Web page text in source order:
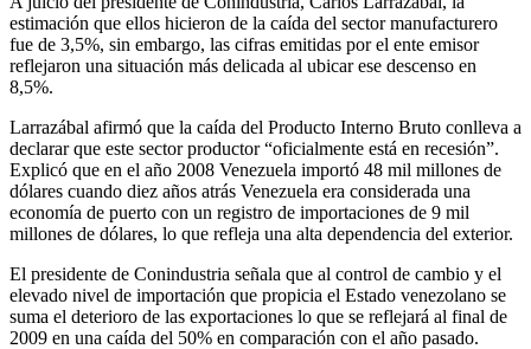
estimación que ellos hicieron de la caída del sector manufacturero
fue de 3,5%, sin embargo, las cifras emitidas por el ente emisor
reflejaron una situación más delicada al ubicar ese descenso en
8,5%.
Larrazábal afirmó que la caída del Producto Interno Bruto conlleva a
declarar que este sector productor “oficialmente está en recesión”.
Explicó que en el año 2008 Venezuela importó 48 mil millones de
dólares cuando diez años atrás Venezuela era considerada una
economía de puerto con un registro de importaciones de 9 mil
millones de dólares, lo que refleja una alta dependencia del exterior.
El presidente de Conindustria señala que al control de cambio y el
elevado nivel de importación que propicia el Estado venezolano se
suma el deterioro de las exportaciones lo que se reflejará al final de
2009 en una caída del 50% en comparación con el año pasado.